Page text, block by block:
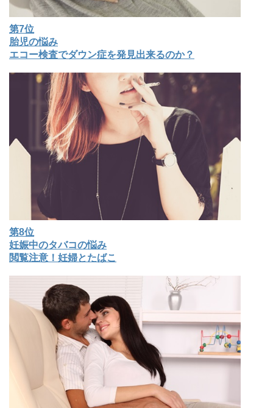
第7位
胎児の悩み
エコー検査でダウン症を発見出来るのか？
第8位
妊娠中のタバコの悩み
閲覧注意！妊婦とたばこ